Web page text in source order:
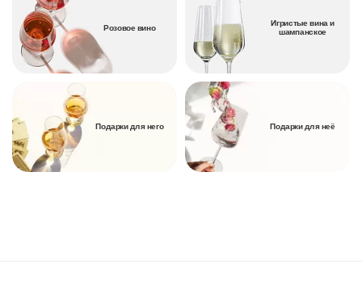
Розовое вино
Игристые вина и
шампанское
Подарки для него Подарки для неё